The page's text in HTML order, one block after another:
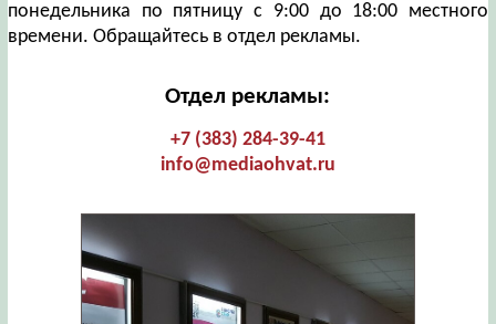
понедельника по пятницу с 9:00 до 18:00 местного
времени. Обращайтесь в отдел рекламы.
Отдел рекламы:
+7 (383) 284-39-41
info@mediaohvat.ru